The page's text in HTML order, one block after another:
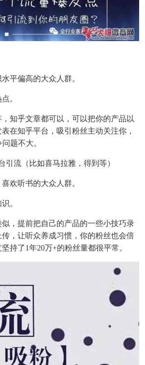
偏高的大众人群。
。
乎文章都可以，可以把你的产品以
在知乎平台，吸引粉丝主动关注你，
题不大。
流（比如喜马拉雅，得到等）
听书的大众人群。
。
提前把自己的产品的一些小技巧录
，让听众养成习惯，你的粉丝也会倍
持了1年20万+的粉丝量都很平常。